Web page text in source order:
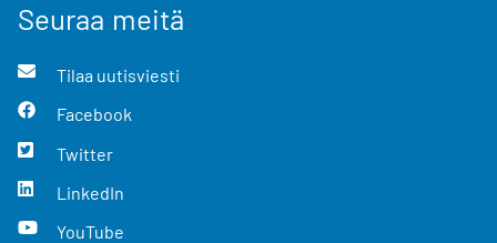
Seuraa meitä
Tilaa uutisviesti
Facebook
Twitter
LinkedIn
YouTube